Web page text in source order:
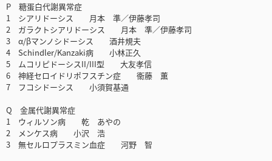
P 糖蛋白代謝異常症
1 シアリドーシス 月本 準／伊藤孝司
2 ガラクトシアリドーシス 月本 準／伊藤孝司
3 α/βマンノシドーシス 酒井規夫
4 Schindler/Kanzaki病 小林正久
5 ムコリピドーシスII/III型 大友孝信
6 神経セロイドリポフスチン症 衞藤 薫
7 フコシドーシス 小須賀基通
Q 金属代謝異常症
1 ウィルソン病 乾 あやの
2 メンケス病 小沢 浩
3 無セルロプラスミン血症 河野 智